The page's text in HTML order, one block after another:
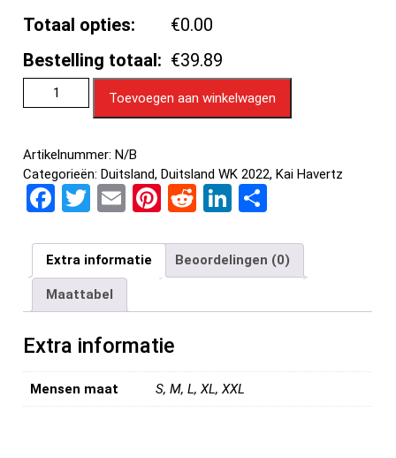
Totaal opties:
€0.00
Bestelling totaal: €39.89
Toevoegen aan winkelwagen
Artikelnummer:N/B
Categorieën:Duitsland,Duitsland WK 2022,Kai Havertz
F
ce
b
o
o
k
T
tt
er
E
ail
Pi
er
es
t
R
d
di
t
Li
ke
dI
n
e
n
Extra informatie Beoordelingen (0)
Maattabel
Extra informatie
Mensen maat S, M, L, XL, XXL